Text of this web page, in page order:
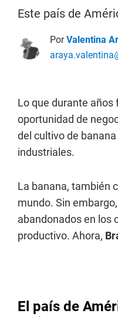
Este país de
PorValentina
Lo que durante
oportunidad de
del cultivo de
industriales.
La banana, también
mundo. Sin
abandonados en los
productivo. Ahora,
El país de